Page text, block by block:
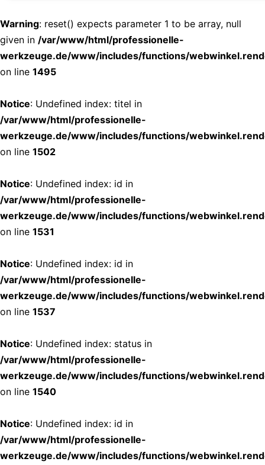
Warning: reset() expects parameter 1 to be array, null
given in /var/www/html/professionelle-
werkzeuge.de/www/includes/functions/
on line 1495
Notice: Undefined index: titel in
/var/www/html/professionelle-
werkzeuge.de/www/includes/functions/
on line 1502
Notice: Undefined index: id in
/var/www/html/professionelle-
werkzeuge.de/www/includes/functions/
on line 1531
Notice: Undefined index: id in
/var/www/html/professionelle-
werkzeuge.de/www/includes/functions/
on line 1537
Notice: Undefined index: status in
/var/www/html/professionelle-
werkzeuge.de/www/includes/functions/
on line 1540
Notice: Undefined index: id in
/var/www/html/professionelle-
werkzeuge.de/www/includes/functions/